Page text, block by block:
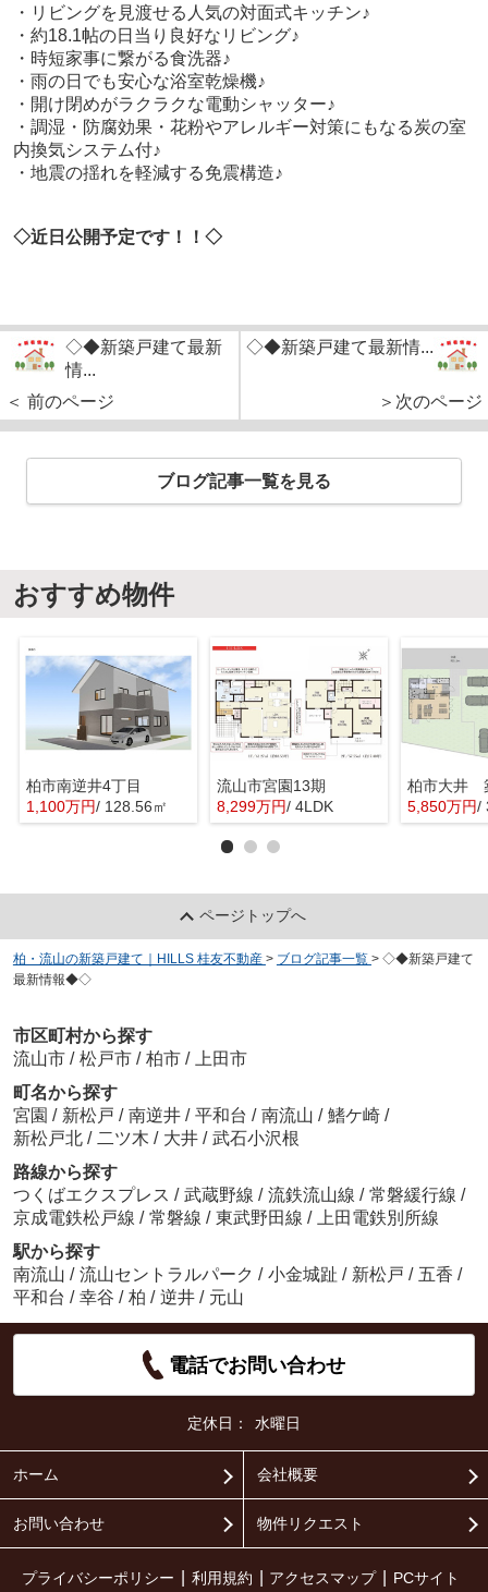
・リビングを見渡せる人気の対面式キッチン♪
・約18.1帖の日当り良好なリビング♪
・時短家事に繋がる食洗器♪
・雨の日でも安心な浴室乾燥機♪
・開け閉めがラクラクな電動シャッター♪
・調湿・防腐効果・花粉やアレルギー対策にもなる炭の室
内換気システム付♪
・地震の揺れを軽減する免震構造♪
◇近日公開予定です！！◇
◇◆新築戸建て最新
情...
＜ 前のページ
◇◆新築戸建て最新情...
＞次のページ
ブログ記事一覧を見る
おすすめ物件
柏市南逆井4丁目
1,100万円/ 128.56㎡
流山市宮園13期
8,299万円/ 4LDK 5,850万円/
ページトップへ
柏・流山の新築戸建て｜HILLS 桂友不動産 > ブログ記事一覧 > ◇◆新築戸建て
最新情報◆◇
市区町村から探す
流山市 / 松戸市 / 柏市 /
上田市
町名から探す
宮園 / 新松戸 / 南逆井 / 平和台 / 南流山 / 鰭ケ崎 /
新松戸北 / 二ツ木 / 大井 / 武石小沢根
路線から探す
つくばエクスプレス / 武蔵野線 / 流鉄流山線 / 常磐緩行線 /
京成電鉄松戸線 / 常磐線 / 東武野田線 /
上田電鉄別所線
駅から探す
南流山 / 流山セントラルパーク / 小金城趾 / 新松戸 / 五香 /
平和台 / 幸谷 / 柏 / 逆井 / 元山
電話でお問い合わせ
定休日： 水曜日
ホーム 会社概要
お問い合わせ 物件リクエスト
プライバシーポリシー 利用規約 アクセスマップ PCサイト